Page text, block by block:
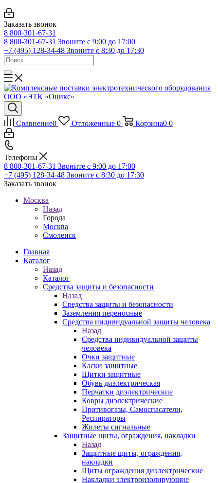
Заказать звонок
8 800-301-67-31
8 800-301-67-31 Звоните с 9:00 до 17:00
+7 (495) 128-34-48 Звоните с 8:30 до 17:30
Сравнение0 Отложенные 0 Корзина0 0
Телефоны
8 800-301-67-31 Звоните с 9:00 до 17:00
+7 (495) 128-34-48 Звоните с 8:30 до 17:30
Заказать звонок
Москва
Назад
Города
Москва
Смоленск
Главная
Каталог
Назад
Каталог
Средства защиты и безопасности
Назад
Средства защиты и безопасности
Заземления переносные
Средства индивидуальной защиты человека
Назад
Средства индивидуальной защиты
человека
Очки защитные
Каски защитные
Щитки защитные
Обувь диэлектрическая
Перчатки диэлектрические
Ковры диэлектрические
Противогазы, Самоспасатели,
Респираторы
Жилеты сигнальные
Защитные щиты, ограждения, накладки
Назад
Защитные щиты, ограждения,
накладки
Щиты ограждения диэлектрические
Накладки электроизолирующие